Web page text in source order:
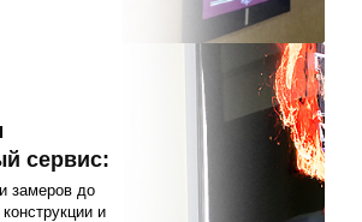
сервис:
замеров до
и